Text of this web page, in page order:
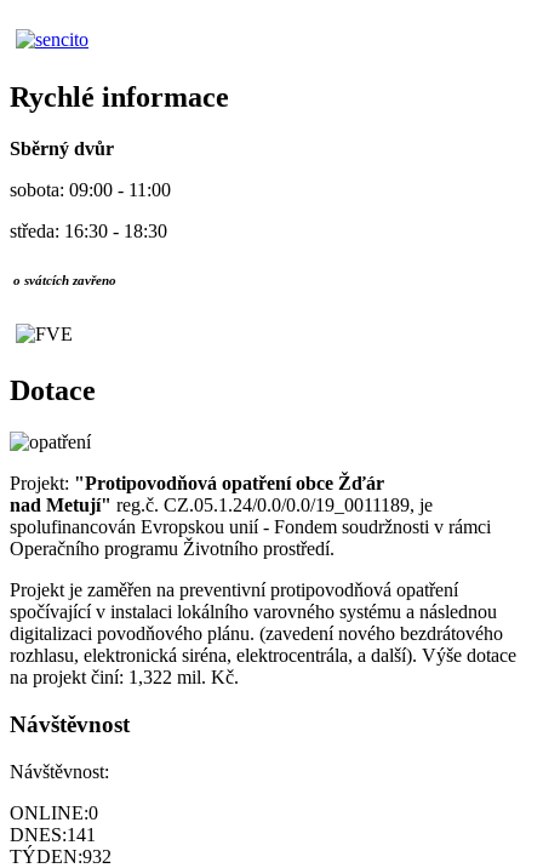
Rychlé informace
Sběrný dvůr
sobota: 09:00 - 11:00
středa: 16:30 - 18:30
o svátcích zavřeno
Dotace
Projekt: "Protipovodňová opatření obce Žďár
nad Metují" reg.č. CZ.05.1.24/0.0/0.0/19_0011189, je
spolufinancován Evropskou unií - Fondem soudržnosti v rámci
Operačního programu Životního prostředí.
Projekt je zaměřen na preventivní protipovodňová opatření
spočívající v instalaci lokálního varovného systému a následnou
digitalizaci povodňového plánu. (zavedení nového bezdrátového
rozhlasu, elektronická siréna, elektrocentrála, a další). Výše dotace
na projekt činí: 1,322 mil. Kč.
Návštěvnost
Návštěvnost:
ONLINE:0
DNES:141
TÝDEN:932